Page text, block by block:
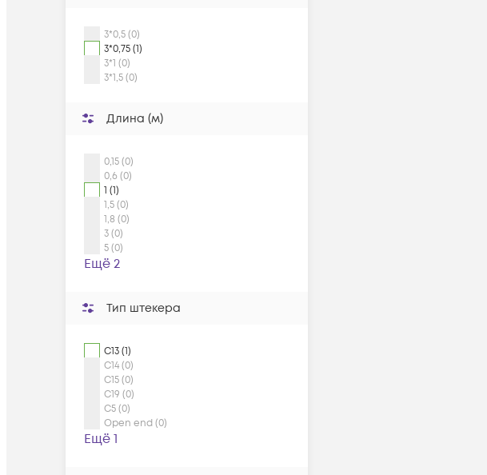
3*0,5 (0)
3*0,75 (1)
3*1 (0)
3*1,5 (0)
Длина (м)
0,15 (0)
0,6 (0)
1 (1)
1,5 (0)
1,8 (0)
3 (0)
5 (0)
Ещё 2
Тип штекера
C13 (1)
C14 (0)
C15 (0)
C19 (0)
C5 (0)
Open end (0)
Ещё 1